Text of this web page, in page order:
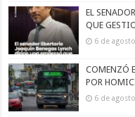
EL
QUE
6 de
COMENZÓ
POR
6 de